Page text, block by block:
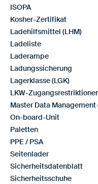
ISOPA
Kosher-Zertifikat
Ladehilfsmittel (LHM)
Ladeliste
Laderampe
Ladungssicherung
Lagerklasse (LGK)
LKW-
Master Data Management
On-board-Unit
Paletten
PPE / PSA
Seitenlader
Sicherheitsdatenblatt
Sicherheitsschuhe